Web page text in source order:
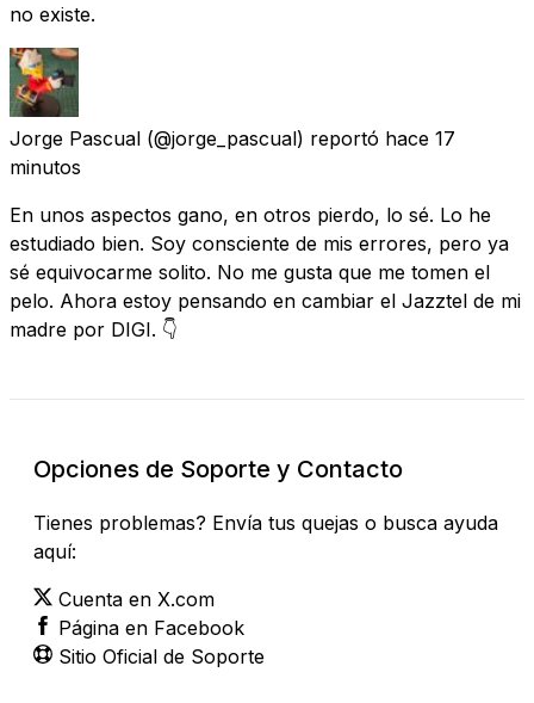
no existe.
Jorge Pascual (@jorge_pascual) reportó hace 17
minutos
En unos aspectos gano, en otros pierdo, lo sé. Lo he
estudiado bien. Soy consciente de mis errores, pero ya
sé equivocarme solito. No me gusta que me tomen el
pelo. Ahora estoy pensando en cambiar el Jazztel de mi
madre por DIGI. 👇
Opciones de Soporte y Contacto
Tienes problemas? Envía tus quejas o busca ayuda
aquí:
Cuenta en X.com
Página en Facebook
Sitio Oficial de Soporte